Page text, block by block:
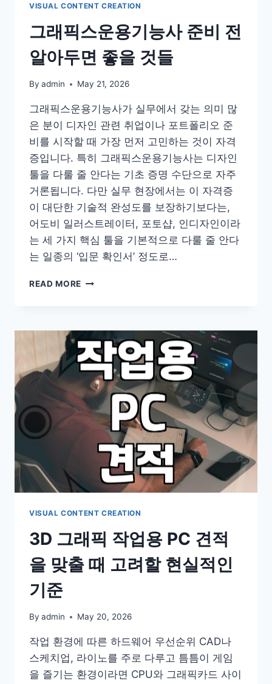
인
정
VISUAL CONTENT CREATION
그래픽스운용기능사 준비 전
알아두면 좋을 것들
By admin May 21, 2026
그래픽스운용기능사가 실무에서 갖는 의미 많
은 분이 디자인 관련 취업이나 포트폴리오 준
비를 시작할 때 가장 먼저 고민하는 것이 자격
증입니다. 특히 그래픽스운용기능사는 디자인
툴을 다룰 줄 안다는 기초 증명 수단으로 자주
거론됩니다. 다만 실무 현장에서는 이 자격증
이 대단한 기술적 완성도를 보장하기보다는,
어도비 일러스트레이터, 포토샵, 인디자인이라
는 세 가지 핵심 툴을 기본적으로 다룰 줄 안다
는 일종의 ‘입문 확인서’ 정도로…
READ MORE
운
용
기
능
준
비
좋
것
VISUAL CONTENT CREATION
3D 그래픽 작업용 PC 견적
을 맞출 때 고려할 현실적인
기준
By admin May 20, 2026
작업 환경에 따른 하드웨어 우선순위 CAD나
스케치업, 라이노를 주로 다루고 틈틈이 게임
을 즐기는 환경이라면 CPU와 그래픽카드 사이